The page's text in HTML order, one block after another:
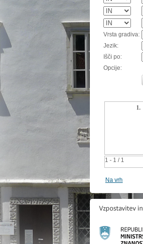
Vrsta gradiva:
Jezik:
Išči po:
Opcije:
1 - 1 / 1
1.
Na vrh